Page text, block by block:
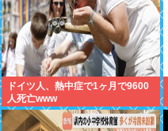
ドイツ人、熱中症で1ヶ月で9600
人死亡www